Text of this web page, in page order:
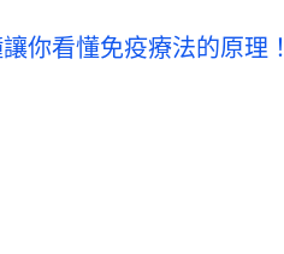
你看懂免疫療法的原理！